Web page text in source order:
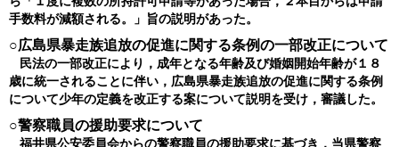
手数料が減額される。」旨の説明があった。
○広島県暴走族追放の促進に関する条例の一部改正について
民法の一部改正により，成年となる年齢及び婚姻開始年齢が１８
歳に統一されることに伴い，広島県暴走族追放の促進に関する条例
について少年の定義を改正する案について説明を受け，審議した。
○警察職員の援助要求について
福井県公安委員会からの警察職員の援助要求に基づき，当県警察